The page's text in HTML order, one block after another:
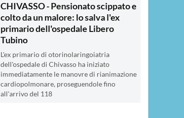
CHIVASSO - Pensionato scippato e
colto da un malore: lo salva l'ex
primario dell'ospedale Libero
Tubino
L'ex primario di otorinolaringoiatria
dell'ospedale di Chivasso ha iniziato
immediatamente le manovre di rianimazione
cardiopolmonare, proseguendole fino
all'arrivo del 118